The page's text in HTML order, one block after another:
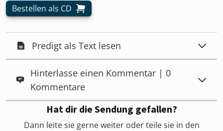
Bestellen als CD
Predigt als Text lesen
Hinterlasse einen Kommentar | 0
Kommentare
Hat dir die Sendung gefallen?
Dann leite sie gerne weiter oder teile sie in den